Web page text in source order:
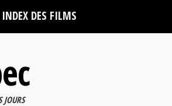
INDEX DES FILMS
JOURS